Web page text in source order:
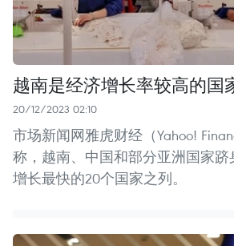
越南是经济增长率较高的国
20/12/2023 02:10
市场新闻网雅虎财经（Yahoo!
称，越南、中国和部分亚洲国家跻
增长最快的20个国家之列。